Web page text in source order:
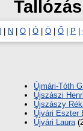
N O Ó Ö Ő P
Újmári-Tóth
Újszászi
Újszászy
Újvári Eszter
Újvári Laura